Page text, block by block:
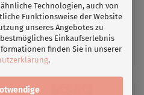
Technologien, auch von
Funktionsweise der Website
unseres Angebotes zu
Einkaufserlebnis
finden Sie in unserer
.
ab 30,90 EUR
30,90 EUR/ Meter